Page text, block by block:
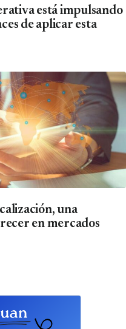
está impulsando
de aplicar esta
una
en mercados